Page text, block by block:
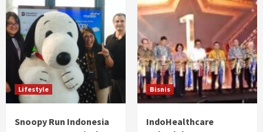
Lifestyle
Snoopy Run Indonesia
Bisnis
IndoHealthcare